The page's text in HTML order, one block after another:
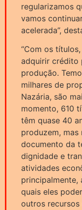
regularizamos
vamos
acelerada”,
“Com os
adquirir crédito
produção.
milhares de
Nazária, são
momento, 610
têm quase 40
produzem, mas
documento da
dignidade e
atividades
principalmente,
quais eles
outros